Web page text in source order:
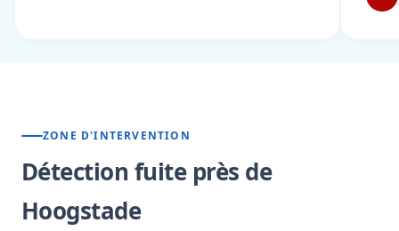
ZONE D'INTERVENTION
Détection fuite près de
Hoogstade